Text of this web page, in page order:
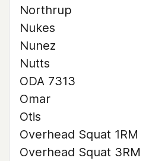
Northrup
Nukes
Nunez
Nutts
ODA 7313
Omar
Otis
Overhead Squat 1RM
Overhead Squat 3RM